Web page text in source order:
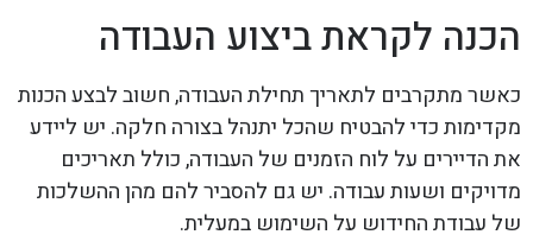
הכנה לקראת ביצוע העבודה
כאשר מתקרבים לתאריך תחילת העבודה, חשוב לבצע הכנות
מקדימות כדי להבטיח שהכל יתנהל בצורה חלקה. יש ליידע
את הדיירים על לוח הזמנים של העבודה, כולל תאריכים
מדויקים ושעות עבודה. יש גם להסביר להם מהן ההשלכות
של עבודת החידוש על השימוש במעלית.